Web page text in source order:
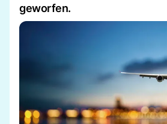
geworfen.